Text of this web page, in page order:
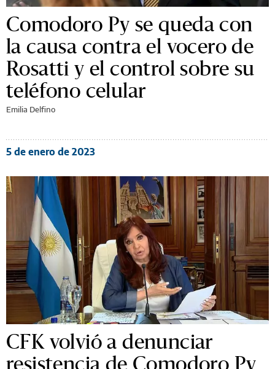
Comodoro Py se queda con
la causa contra el vocero de
Rosatti y el control sobre su
teléfono celular
Emilia Delfino
5 de enero de 2023
CFK volvió a denunciar
resistencia de Comodoro Py